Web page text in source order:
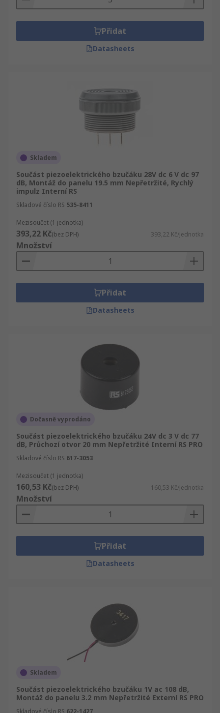
Přidat
Datasheets
Skladem
Součást piezoelektrického bzučáku 28V dc 6 V dc 97
dB, Montáž do panelu 19.5 mm Nepřetržité, Rychlý
impulz Interní RS
Skladové číslo RS 535-8411
Mezisoučet (1 jednotka)
393,22 Kč(bez DPH) 393,22 Kč/jednotka
Množství
Přidat
Datasheets
Dočasně vyprodáno
Součást piezoelektrického bzučáku 24V dc 3 V dc 77
dB, Průchozí otvor 20 mm Nepřetržité Interní RS PRO
Skladové číslo RS 617-3053
Mezisoučet (1 jednotka)
160,53 Kč(bez DPH) 160,53 Kč/jednotka
Množství
Přidat
Datasheets
Skladem
Součást piezoelektrického bzučáku 1V ac 108 dB,
Montáž do panelu 3.2 mm Nepřetržité Externí RS PRO
Skladové číslo RS 622-1427